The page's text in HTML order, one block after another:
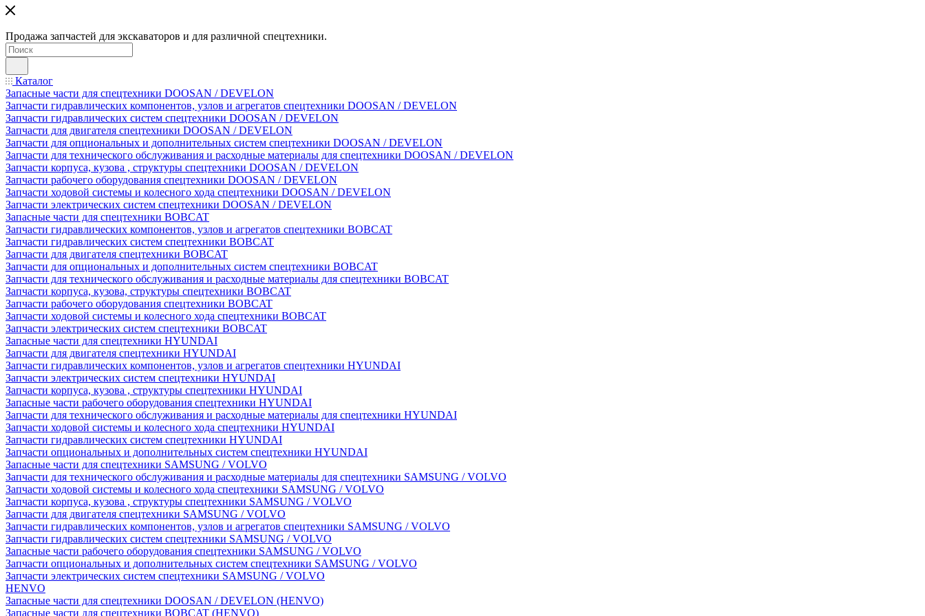
Продажа запчастей для экскаваторов и для различной спецтехники.
Каталог
Запасные части для спецтехники DOOSAN / DEVELON
Запчасти гидравлических компонентов, узлов и агрегатов спецтехники DOOSAN / DEVELON
Запчасти гидравлических систем спецтехники DOOSAN / DEVELON
Запчасти для двигателя спецтехники DOOSAN / DEVELON
Запчасти для опциональных и дополнительных систем спецтехники DOOSAN / DEVELON
Запчасти для технического обслуживания и расходные материалы для спецтехники DOOSAN / DEVELON
Запчасти корпуса, кузова , структуры спецтехники DOOSAN / DEVELON
Запчасти рабочего оборудования спецтехники DOOSAN / DEVELON
Запчасти ходовой системы и колесного хода спецтехники DOOSAN / DEVELON
Запчасти электрических систем спецтехники DOOSAN / DEVELON
Запасные части для спецтехники BOBCAT
Запчасти гидравлических компонентов, узлов и агрегатов спецтехники BOBCAT
Запчасти гидравлических систем спецтехники BOBCAT
Запчасти для двигателя спецтехники BOBCAT
Запчасти для опциональных и дополнительных систем спецтехники BOBCAT
Запчасти для технического обслуживания и расходные материалы для спецтехники BOBCAT
Запчасти корпуса, кузова, структуры спецтехники BOBCAT
Запчасти рабочего оборудования спецтехники BOBCAT
Запчасти ходовой системы и колесного хода спецтехники BOBCAT
Запчасти электрических систем спецтехники BOBCAT
Запасные части для спецтехники HYUNDAI
Запчасти для двигателя спецтехники HYUNDAI
Запчасти гидравлических компонентов, узлов и агрегатов спецтехники HYUNDAI
Запчасти электрических систем спецтехники HYUNDAI
Запчасти корпуса, кузова , структуры спецтехники HYUNDAI
Запасные части рабочего оборудования спецтехники HYUNDAI
Запчасти для технического обслуживания и расходные материалы для спецтехники HYUNDAI
Запчасти ходовой системы и колесного хода спецтехники HYUNDAI
Запчасти гидравлических систем спецтехники HYUNDAI
Запчасти опциональных и дополнительных систем спецтехники HYUNDAI
Запасные части для спецтехники SAMSUNG / VOLVO
Запчасти для технического обслуживания и расходные материалы для спецтехники SAMSUNG / VOLVO
Запчасти ходовой системы и колесного хода спецтехники SAMSUNG / VOLVO
Запчасти корпуса, кузова , структуры спецтехники SAMSUNG / VOLVO
Запчасти для двигателя спецтехники SAMSUNG / VOLVO
Запчасти гидравлических компонентов, узлов и агрегатов спецтехники SAMSUNG / VOLVO
Запчасти гидравлических систем спецтехники SAMSUNG / VOLVO
Запасные части рабочего оборудования спецтехники SAMSUNG / VOLVO
Запчасти опциональных и дополнительных систем спецтехники SAMSUNG / VOLVO
Запчасти электрических систем спецтехники SAMSUNG / VOLVO
HENVO
Запасные части для спецтехники DOOSAN / DEVELON (HENVO)
Запасные части для спецтехники BOBCAT (HENVO)